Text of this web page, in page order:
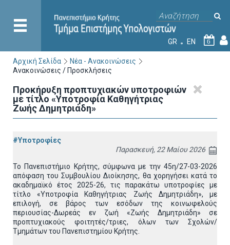
GR EN 6
Αρχική Σελίδα
Νέα - Ανακοινώσεις
Ανακοινώσεις / Προσκλήσεις
Προκήρυξη προπτυχιακών υποτροφιών
με τίτλο «Υποτροφία Καθηγήτριας
Ζωής Δημητριάδη»
#Υποτροφίες
Παρασκευή, 22 Μαίου 2026
Το Πανεπιστήμιο Κρήτης, σύμφωνα με την 45η/27-03-2026
απόφαση του Συμβουλίου Διοίκησης, θα χορηγήσει κατά το
ακαδημαϊκό έτος 2025-26, τις παρακάτω υποτροφίες με
τίτλο «Υποτροφία Καθηγήτριας Ζωής Δημητριάδη», με
επιλογή, σε βάρος των εσόδων της κοινωφελούς
περιουσίας-Δωρεάς εν ζωή «Ζωής Δημητριάδη» σε
προπτυχιακούς φοιτητές/τριες, όλων των Σχολών/
Τμημάτων του Πανεπιστημίου Κρήτης.